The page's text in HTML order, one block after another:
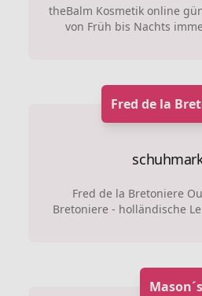
theBalm Kosmetik online
von Früh bis Nachts
Fred de la
Fred de la Bretoniere
Bretoniere - holländische
Mason´s